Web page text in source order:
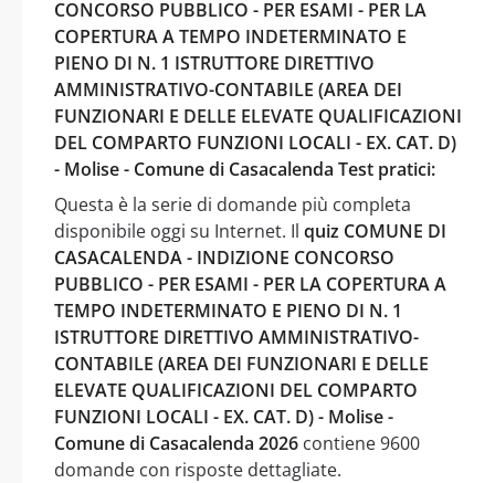
CONCORSO PUBBLICO - PER ESAMI - PER LA
COPERTURA A TEMPO INDETERMINATO E
PIENO DI N. 1 ISTRUTTORE DIRETTIVO
AMMINISTRATIVO-CONTABILE (AREA DEI
FUNZIONARI E DELLE ELEVATE QUALIFICAZIONI
DEL COMPARTO FUNZIONI LOCALI - EX. CAT. D)
- Molise - Comune di Casacalenda Test pratici:
Questa è la serie di domande più completa
disponibile oggi su Internet. Il quiz COMUNE DI
CASACALENDA - INDIZIONE CONCORSO
PUBBLICO - PER ESAMI - PER LA COPERTURA A
TEMPO INDETERMINATO E PIENO DI N. 1
ISTRUTTORE DIRETTIVO AMMINISTRATIVO-
CONTABILE (AREA DEI FUNZIONARI E DELLE
ELEVATE QUALIFICAZIONI DEL COMPARTO
FUNZIONI LOCALI - EX. CAT. D) - Molise -
Comune di Casacalenda 2026 contiene 9600
domande con risposte dettagliate.